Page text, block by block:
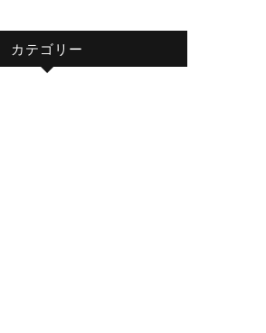
カテゴリー